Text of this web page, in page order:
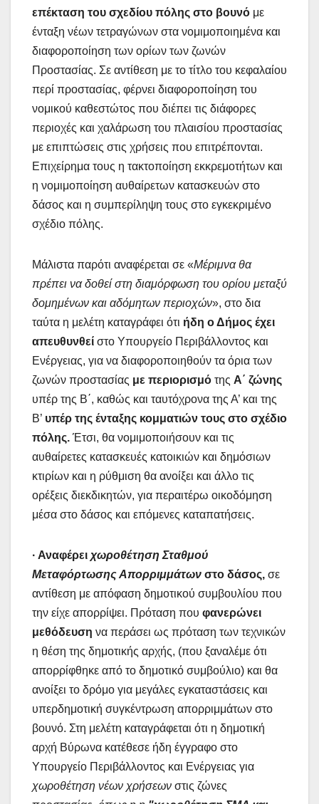
επέκταση του σχεδίου πόλης στο βουνό με
ένταξη νέων τετραγώνων στα νομιμοποιημένα και
διαφοροποίηση των ορίων των ζωνών
Προστασίας. Σε αντίθεση με το τίτλο του κεφαλαίου
περί προστασίας, φέρνει διαφοροποίηση του
νομικού καθεστώτος που διέπει τις διάφορες
περιοχές και χαλάρωση του πλαισίου προστασίας
με επιπτώσεις στις χρήσεις που επιτρέπονται.
Επιχείρημα τους η τακτοποίηση εκκρεμοτήτων και
η νομιμοποίηση αυθαίρετων κατασκευών στο
δάσος και η συμπερίληψη τους στο εγκεκριμένο
σχέδιο πόλης.
Μάλιστα παρότι αναφέρεται σε «Μέριμνα θα
πρέπει να δοθεί στη διαμόρφωση του ορίου μεταξύ
δομημένων και αδόμητων περιοχών», στο δια
ταύτα η μελέτη καταγράφει ότι ήδη ο Δήμος έχει
απευθυνθεί στο Υπουργείο Περιβάλλοντος και
Ενέργειας, για να διαφοροποιηθούν τα όρια των
ζωνών προστασίας με περιορισμό της Α΄ ζώνης
υπέρ της Β΄, καθώς και ταυτόχρονα της Α’ και της
Β’ υπέρ της ένταξης κομματιών τους στο σχέδιο
πόλης. Έτσι, θα νομιμοποιήσουν και τις
αυθαίρετες κατασκευές κατοικιών και δημόσιων
κτιρίων και η ρύθμιση θα ανοίξει και άλλο τις
ορέξεις διεκδικητών, για περαιτέρω οικοδόμηση
μέσα στο δάσος και επόμενες καταπατήσεις.
· Αναφέρει χωροθέτηση Σταθμού
Μεταφόρτωσης Απορριμμάτων στο δάσος, σε
αντίθεση με απόφαση δημοτικού συμβουλίου που
την είχε απορρίψει. Πρόταση που φανερώνει
μεθόδευση να περάσει ως πρόταση των τεχνικών
η θέση της δημοτικής αρχής, (που ξαναλέμε ότι
απορρίφθηκε από το δημοτικό συμβούλιο) και θα
ανοίξει το δρόμο για μεγάλες εγκαταστάσεις και
υπερδημοτική συγκέντρωση απορριμμάτων στο
βουνό. Στη μελέτη καταγράφεται ότι η δημοτική
αρχή Βύρωνα κατέθεσε ήδη έγγραφο στο
Υπουργείο Περιβάλλοντος και Ενέργειας για
χωροθέτηση νέων χρήσεων στις ζώνες